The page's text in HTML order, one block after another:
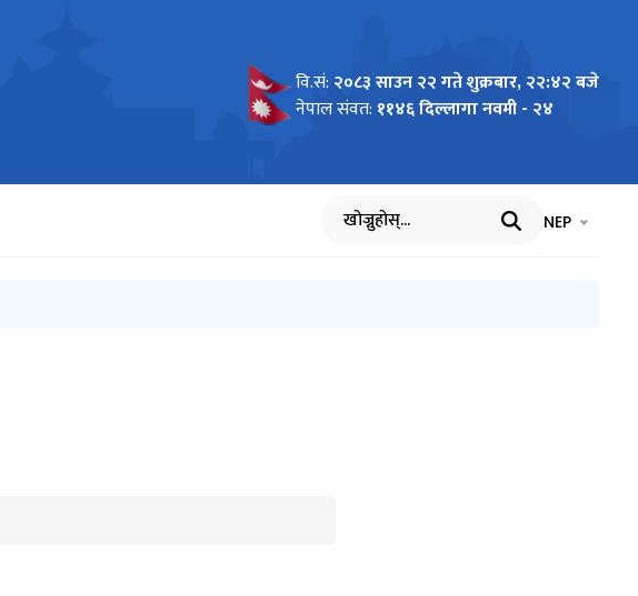
वि.सं: २०८३ साउन २२ गते शुक्रबार, २२:४२ बजे
नेपाल संवत: ११४६ दिल्लागा नवमी - २४
खोज्नुहोस् भाषा चयन
NEP